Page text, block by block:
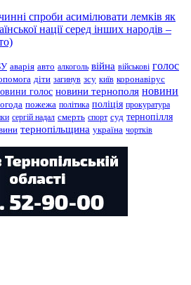
спроби асимілювати лемків як
нації серед інших народів –
аварія авто алкоголь війна військові голос
діти загинув зсу київ коронавірус
голос новини тернополя новини
пожежа політика поліція прокуратура
сергій надал смерть спорт суд тернопілля
тернопільщина україна чортків